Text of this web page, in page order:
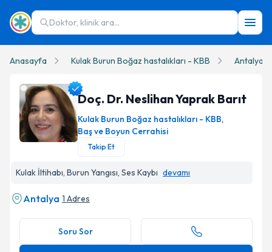
Doktor, klinik ara...
Anasayfa Kulak Burun Boğaz hastalıkları - KBB Antalya
Doç. Dr. Neslihan Yaprak Barıt Profil Fotoğrafı
Doç. Dr. Neslihan Yaprak Barıt
Kulak Burun Boğaz hastalıkları - KBB,
Baş ve Boyun Cerrahisi
Takip Et
Kulak İltihabı, Burun Yangısı, Ses Kaybı devamı
Antalya 1 Adres
Soru Sor